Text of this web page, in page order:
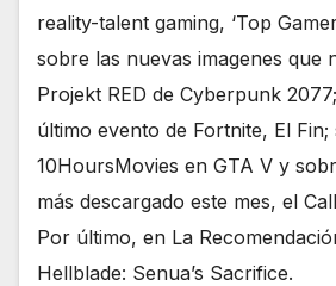
reality-talent gaming, ‘Top
sobre las nuevas imagenes que
Projekt RED de Cyberpunk
último evento de Fortnite, El
10HoursMovies en GTA V y
más descargado este mes, el
Por último, en La
Hellblade: Senua’s Sacrifice.